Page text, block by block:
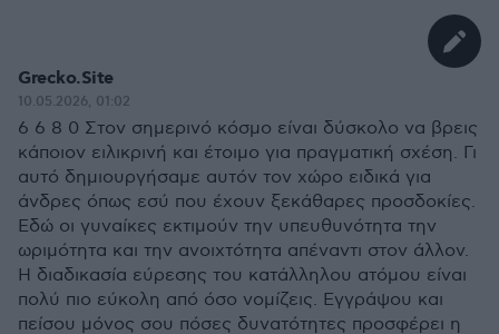
Grecko.Site
10.05.2026, 01:02
6 6 8 0 Στον σημερινό κόσμο είναι δύσκολο να βρεις
κάποιον ειλικρινή και έτοιμο για πραγματική σχέση. Γι
αυτό δημιουργήσαμε αυτόν τον χώρο ειδικά για
άνδρες όπως εσύ που έχουν ξεκάθαρες προσδοκίες.
Εδώ οι γυναίκες εκτιμούν την υπευθυνότητα την
ωριμότητα και την ανοιχτότητα απέναντι στον άλλον.
Η διαδικασία εύρεσης του κατάλληλου ατόμου είναι
πολύ πιο εύκολη από όσο νομίζεις. Εγγράψου και
πείσου μόνος σου πόσες δυνατότητες προσφέρει η